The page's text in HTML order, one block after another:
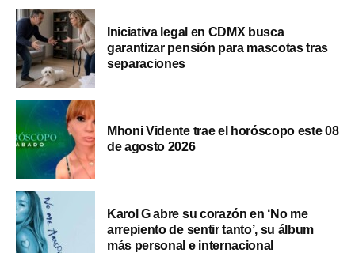
Iniciativa legal en CDMX busca
garantizar pensión para mascotas tras
separaciones
Mhoni Vidente trae el horóscopo este 08
de agosto 2026
Karol G abre su corazón en ‘No me
arrepiento de sentir tanto’, su álbum
más personal e internacional